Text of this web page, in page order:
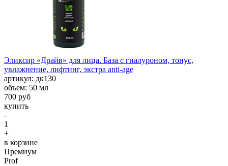
Эликсир «Драйв» для лица. База с гиалуроном, тонус,
увлажнение, лифтинг, экстра anti-age
aртикул: дк130
объем: 50 мл
700 руб
купить
-
1
+
в корзине
Премиум
Prof